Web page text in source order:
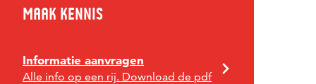
Maak kennis
Informatie aanvragen
Alle info op een rij. Download de pdf